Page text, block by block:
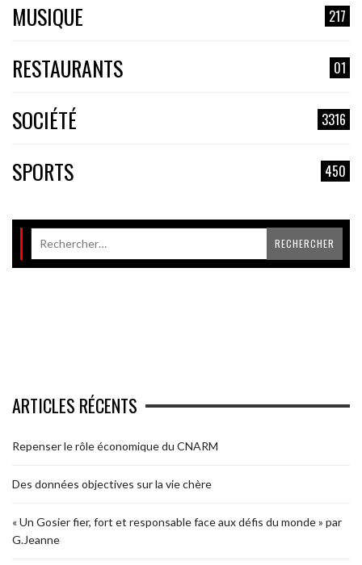
MUSIQUE 217
RESTAURANTS 01
SOCIÉTÉ 3316
SPORTS 450
ARTICLES RÉCENTS
Repenser le rôle économique du CNARM
Des données objectives sur la vie chère
« Un Gosier fier, fort et responsable face aux défis du monde » par
G.Jeanne